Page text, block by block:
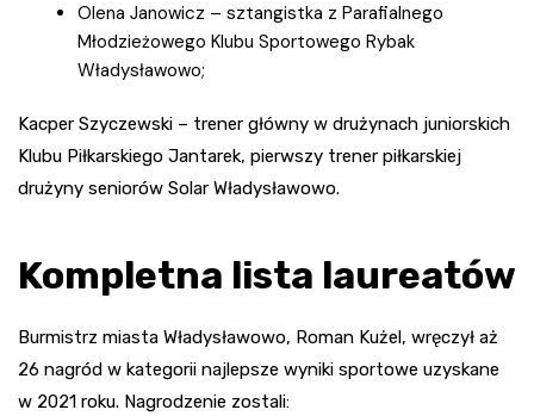
Olena Janowicz – sztangistka z Parafialnego
Młodzieżowego Klubu Sportowego Rybak
Władysławowo;
Kacper Szyczewski – trener główny w drużynach juniorskich
Klubu Piłkarskiego Jantarek, pierwszy trener piłkarskiej
drużyny seniorów Solar Władysławowo.
Kompletna lista laureatów
Burmistrz miasta Władysławowo, Roman Kużel, wręczył aż
26 nagród w kategorii najlepsze wyniki sportowe uzyskane
w 2021 roku. Nagrodzenie zostali: